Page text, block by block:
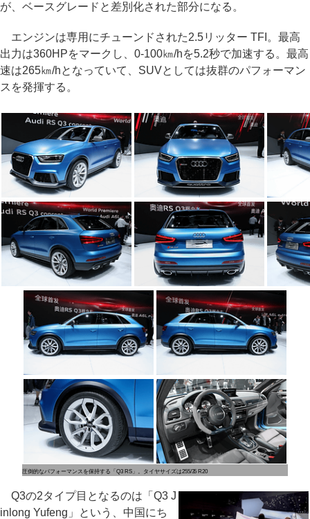
が、ベースグレードと差別化された部分になる。
エンジンは専用にチューンドされた2.5リッター TFI。最高
出力は360HPをマークし、0-100㎞/hを5.2秒で加速する。最高
速は265㎞/hとなっていて、SUVとしては抜群のパフォーマン
スを発揮する。
圧倒的なパフォーマンスを保持する「Q3 RS」。タイヤサイズは255/35 R20
Q3の2タイプ目となるのは「Q3 J
inlong Yufeng」という、中国にち